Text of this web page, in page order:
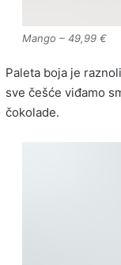
Mango – 49,99 €
Paleta boja je
sve češće viđamo
čokolade.